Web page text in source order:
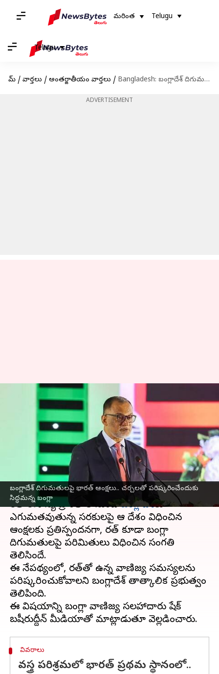
మరింత Telugu
Telugu
హోమ్ / వార్తలు / అంతర్జాతీయం వార్తలు / Bangladesh: బంగ్లాదేశ్‌ దిగుమతులపై భారత్‌ ఆంక్షలు.. చర్చలతో పరిష్కరించేందుకు సిద్ధమన్న బంగ్లా
ADVERTISEMENT
బంగ్లాదేశ్‌ దిగుమతులపై భారత్‌ ఆంక్షలు.. చర్చలతో పరిష్కరించేందుకు
సిద్ధమన్న బంగ్లా
Bangladesh: బంగ్లాదేశ్‌
దిగుమతులపై భారత్‌ ఆంక్షలు..
చర్చలతో పరిష్కరించేందుకు
సిద్ధమన్న బంగ్లా
Sirish Praharaju May 19, 2025 11:53 am
ఈ వార్తాకథనం ఏంటి
భారత్‌ ఈశాన్య ప్రాంతాల నుంచిబంగ్లాదేశ్‌కు
ఎగుమతవుతున్న సరకులపై ఆ దేశం విధించిన
ఆంక్షలకు ప్రతిస్పందనగా, భారత్‌ కూడా బంగ్లా
దిగుమతులపై పరిమితులు విధించిన సంగతి
తెలిసిందే.
ఈ నేపథ్యంలో, భారత్‌తో ఉన్న వాణిజ్య సమస్యలను
పరిష్కరించుకోవాలని బంగ్లాదేశ్ తాత్కాలిక ప్రభుత్వం
తెలిపింది.
ఈ విషయాన్ని బంగ్లా వాణిజ్య సలహాదారు షేక్
వివరాలు
వస్త్ర పరిశ్రమలో భారత్‌ ప్రథమ స్థానంలో..